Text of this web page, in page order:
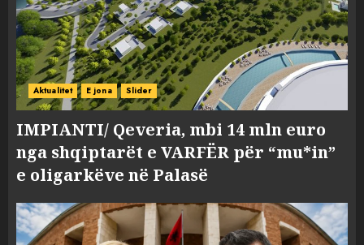
Aktualitet E jona Slider
IMPIANTI/ Qeveria, mbi 14 mln euro
nga shqiptarët e VARFËR për “mu*in”
e oligarkëve në Palasë